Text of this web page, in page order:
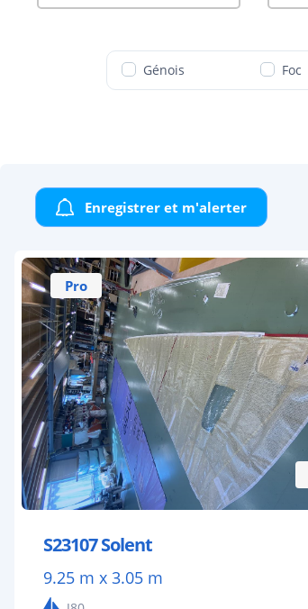
Génois Foc
Enregistrer et m'alerter
Pro
S23107 Solent
9.25 m x 3.05 m